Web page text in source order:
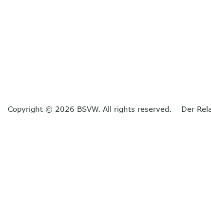
Copyright © 2026 BSVW. All rights reserved. Der